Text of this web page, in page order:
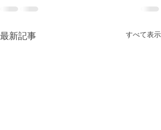
最新記事 すべて表示